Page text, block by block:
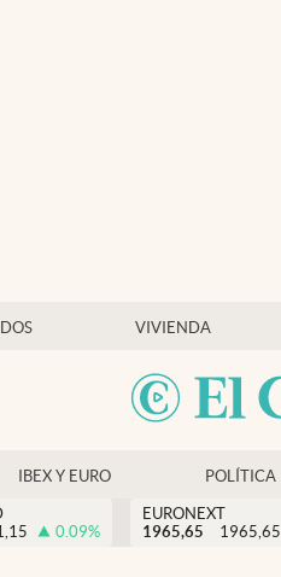
VIVIENDA
IBEX Y EURO POLÍTICA
0.09%
EURONEXT
1965,65
1965,65